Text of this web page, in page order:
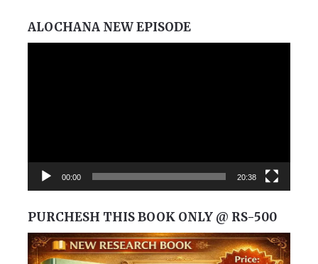
ALOCHANA NEW EPISODE
00:00 20:38
PURCHESH THIS BOOK ONLY @ RS-500